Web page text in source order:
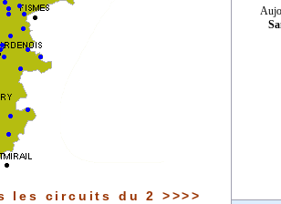
les circuits du 2 >>>>